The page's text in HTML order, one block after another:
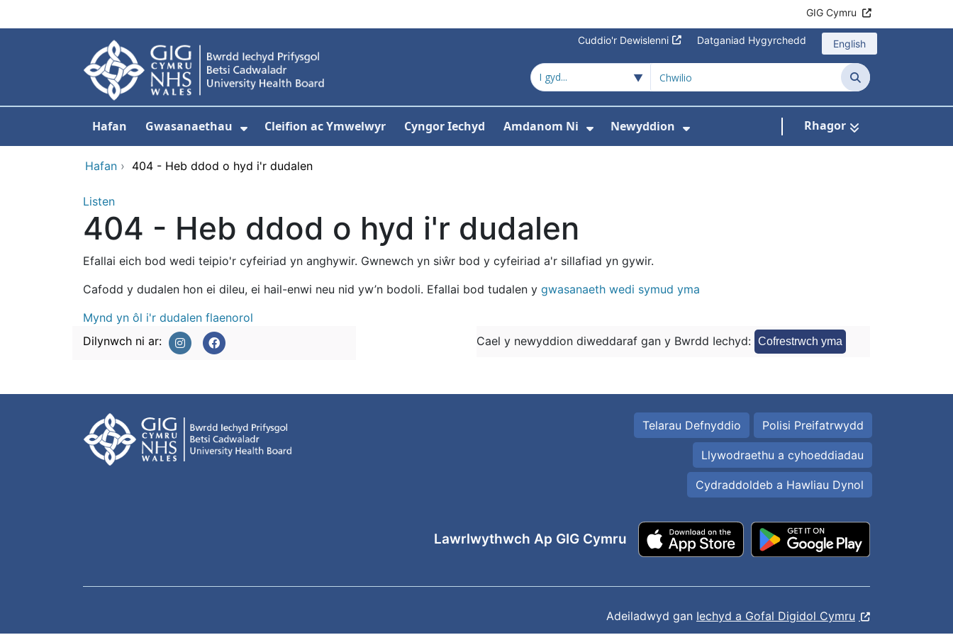
GIG Cymru
Cuddio'r Dewislenni Datganiad Hygyrchedd English
Chwilio
Hafan Gwasanaethau Cleifion ac Ymwelwyr Cyngor Iechyd Amdanom Ni Newyddion Rhagor
Hafan › 404 - Heb ddod o hyd i'r dudalen
Listen
404 - Heb ddod o hyd i'r dudalen
Efallai eich bod wedi teipio'r cyfeiriad yn anghywir. Gwnewch yn siŵr bod y cyfeiriad a'r sillafiad yn gywir.
Cafodd y dudalen hon ei dileu, ei hail-enwi neu nid yw’n bodoli. Efallai bod tudalen y gwasanaeth wedi symud yma
Mynd yn ôl i'r dudalen flaenorol
Dilynwch ni ar:
Cael y newyddion diweddaraf gan y Bwrdd Iechyd: Cofrestrwch yma
Telarau Defnyddio Polisi Preifatrwydd
Llywodraethu a cyhoeddiadau
Cydraddoldeb a Hawliau Dynol
Lawrlwythwch Ap GIG Cymru
Adeiladwyd gan Iechyd a Gofal Digidol Cymru